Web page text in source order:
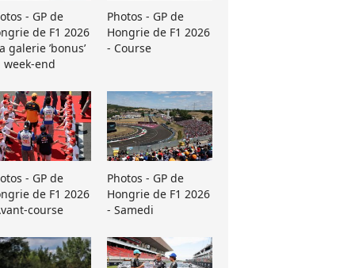
- GP de
de F1 2026
galerie ’bonus’
week-end
Photos - GP de
Hongrie de F1 2026
- Course
- GP de
de F1 2026
course
Photos - GP de
Hongrie de F1 2026
- Samedi